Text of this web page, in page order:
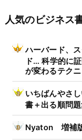
人気のビジネス
ハーバード、
ド… 科学的に
が変わるテク
いちばんやさ
書＋出る順問
Nyaton 増補